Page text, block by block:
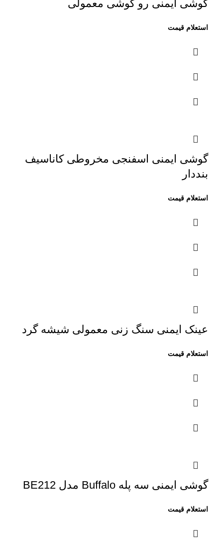
گوشی ایمنی رو گوشی معمولی
گوشی ایمنی اسفنجی مخروطی کاناسیف
بنددار
عینک ایمنی سنگ زنی معمولی شیشه گرد
گوشی ایمنی سه پله Buffalo مدل BE212